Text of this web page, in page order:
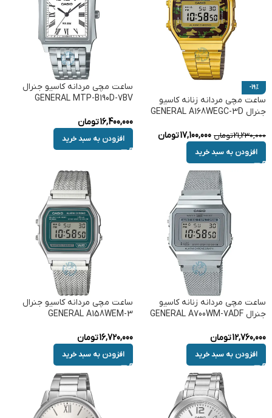
-19%
ساعت مچی مردانه زنانه کاسیو
جنرال GENERAL A168WEGC-3D
21,230,000تومان 17,100,000تومان
افزودن به سبد خرید
ساعت مچی مردانه کاسیو جنرال
GENERAL MTP-B190D-7BV
16,400,000تومان
افزودن به سبد خرید
ساعت مچی مردانه زنانه کاسیو
جنرال GENERAL A700WM-7ADF
12,760,000تومان
افزودن به سبد خرید
ساعت مچی مردانه کاسیو جنرال
GENERAL A158WEM-3
16,720,000تومان
افزودن به سبد خرید